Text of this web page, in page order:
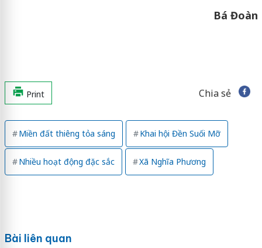
Bá Đoàn
Print Chia sẻ
Miền đất thiêng tỏa sáng Khai hội Đền Suối Mỡ
Nhiều hoạt động đặc sắc Xã Nghĩa Phương
Bài liên quan